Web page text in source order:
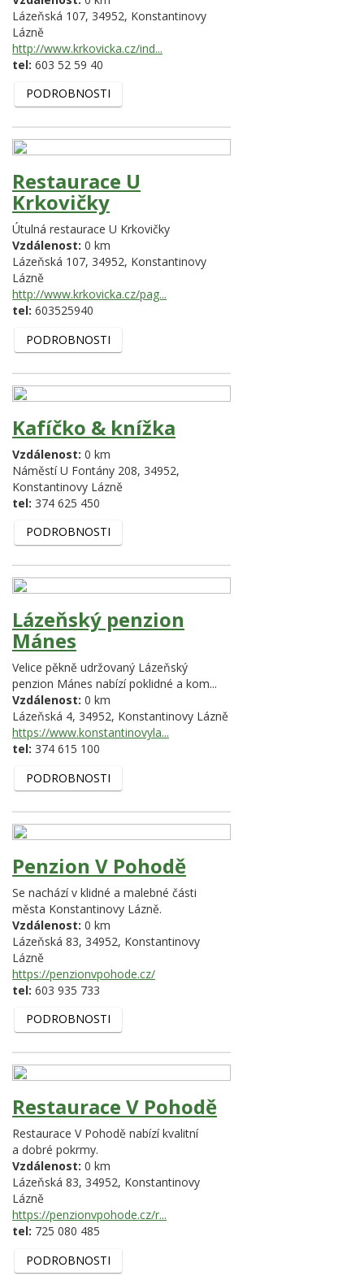
Lázeňská 107, 34952, Konstantinovy
Lázně
http://www.krkovicka.cz/ind...
tel: 603 52 59 40
PODROBNOSTI
Restaurace U
Krkovičky
Útulná restaurace U Krkovičky
Vzdálenost: 0 km
Lázeňská 107, 34952, Konstantinovy
Lázně
http://www.krkovicka.cz/pag...
tel: 603525940
PODROBNOSTI
Kafíčko & knížka
Vzdálenost: 0 km
Náměstí U Fontány 208, 34952,
Konstantinovy Lázně
tel: 374 625 450
PODROBNOSTI
Lázeňský penzion
Mánes
Velice pěkně udržovaný Lázeňský
penzion Mánes nabízí poklidné a kom...
Vzdálenost: 0 km
Lázeňská 4, 34952, Konstantinovy Lázně
https://www.konstantinovyla...
tel: 374 615 100
PODROBNOSTI
Penzion V Pohodě
Se nachází v klidné a malebné části
města Konstantinovy Lázně.
Vzdálenost: 0 km
Lázeňská 83, 34952, Konstantinovy
Lázně
https://penzionvpohode.cz/
tel: 603 935 733
PODROBNOSTI
Restaurace V Pohodě
Restaurace V Pohodě nabízí kvalitní
a dobré pokrmy.
Vzdálenost: 0 km
Lázeňská 83, 34952, Konstantinovy
Lázně
https://penzionvpohode.cz/r...
tel: 725 080 485
PODROBNOSTI